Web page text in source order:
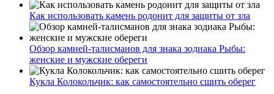
Как использовать камень родонит для защиты от зла
Обзор камней-талисманов для знака зодиака Рыбы:
женские и мужские обереги
Кукла Колокольчик: как самостоятельно сшить оберег